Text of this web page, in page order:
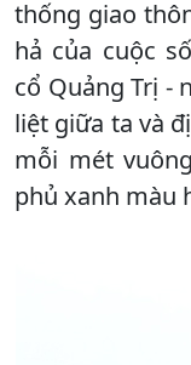
thống giao
hả của cuộc
cổ Quảng Trị -
liệt giữa ta và
mỗi mét
phủ xanh màu